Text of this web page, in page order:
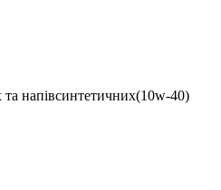
напівсинтетичних(10w-40)